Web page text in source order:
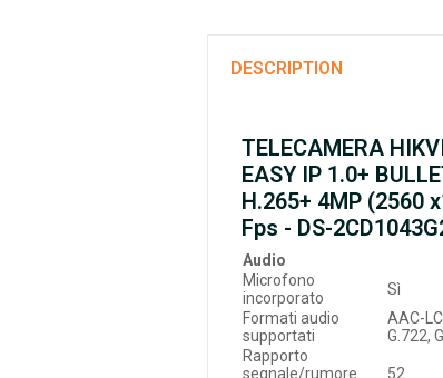
DESCRIPTION
TELECAMERA
EASY IP 1.0+
H.265+ 4MP (2560
Fps - DS-
Audio
Microfono
incorporato
Sì
Formati audio
supportati
AAC-
G.722,
Rapporto
segnale/rumore
52